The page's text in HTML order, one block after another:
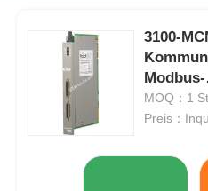
3100-
Modbus-
MOQ：1
Preis：